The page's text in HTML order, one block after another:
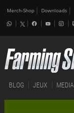
Merch-Shop Downloads
BLOG JEUX MEDIA